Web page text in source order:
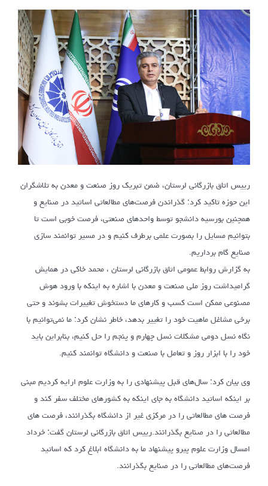
رییس اتاق بازرگانی لرستان، ضمن تبریک روز صنعت و معدن به تلاشگران
این حوزه تاکید کرد: گذراندن فرصت‌های مطالعاتی اساتید در صنایع و
همچنین بورسیه دانشجو توسط واحد‌های صنعتی، فرصت خوبی است تا
بتوانیم مسایل را بصورت علمی برطرف کنیم و در مسیر توانمند سازی
صنایع گام برداریم.
به گزارش روابط عمومی اتاق بازرگانی لرستان ، محمد خاکی در همایش
گرامیداشت روز ملی صنعت و معدن با اشاره به اینکه با ورود هوش
مصنوعی ممکن است کسب و کارهای ما دستخوش تغییرات بشوند و حتی
برخی مشاغل ماهیت خود را تغییر بدهد، خاطر نشان کرد: ما نمی‌توانیم با
نگاه نسل دومی مشکلات نسل چهارم و پنجم را حل کنیم، بنابراین باید
خود را با ابزار روز و تعامل با صنعت و دانشگاه توانمند کنیم.
وی بیان کرد: سال‌های قبل پیشنهادی را به وزارت علوم ارایه کردیم مبنی
بر اینکه اساتید دانشگاه به جای اینکه به کشورهای مختلف سفر کند و
فرصت های مطالعاتی را در مرکزی غیر از دانشگاه بگذرانند، فرصت های
مطالعاتی را در صنایع بگذرانند.رییس اتاق بازرگانی لرستان گفت: خرداد
امسال وزارت علوم پیرو‌ پیشنهاد ما به دانشگاه ابلاغ کرد که اساتید
فرصت‌های مطالعاتی را در صنایع بگذرانند.